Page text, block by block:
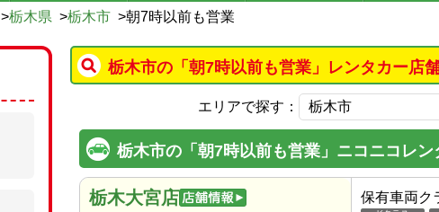
>栃木県 >栃木市 >朝7時以前も営業
栃木市の「朝7時以前も営業」レンタカー店
エリアで探す：
栃木市の「朝7時以前も営業」ニコニコレ
栃木大宮店 保有車両ク